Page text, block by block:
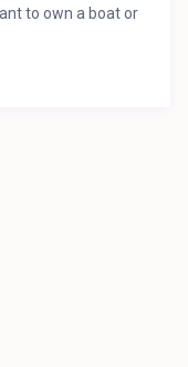
to own a boat or